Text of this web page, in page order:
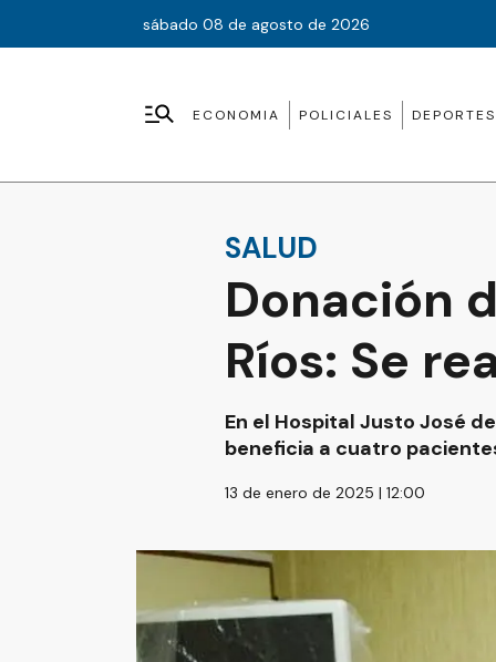
sábado 08 de agosto de 2026
ECONOMIA POLICIALES DEPORTES
SALUD
Donación
Ríos: Se
En el Hospital Justo José
beneficia a cuatro
13 de enero de 2025 | 12:00